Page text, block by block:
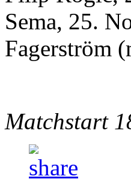
Sema, 25.
Fagerström
Matchstart